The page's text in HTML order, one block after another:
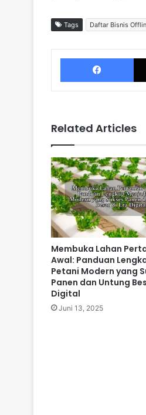
Tags Daftar Bisnis
Facebook
Related Articles
Membuka Lahan
Awal: Panduan
Petani Modern yang
Panen dan Untung
Digital
Juni 13, 2025